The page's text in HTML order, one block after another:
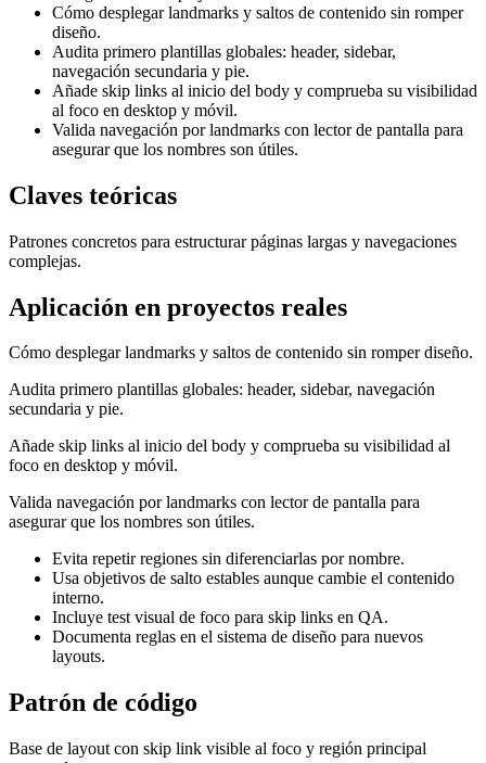
Cómo desplegar landmarks y saltos de contenido sin romper
diseño.
Audita primero plantillas globales: header, sidebar,
navegación secundaria y pie.
Añade skip links al inicio del body y comprueba su visibilidad
al foco en desktop y móvil.
Valida navegación por landmarks con lector de pantalla para
asegurar que los nombres son útiles.
Claves teóricas
Patrones concretos para estructurar páginas largas y navegaciones
complejas.
Aplicación en proyectos reales
Cómo desplegar landmarks y saltos de contenido sin romper diseño.
Audita primero plantillas globales: header, sidebar, navegación
secundaria y pie.
Añade skip links al inicio del body y comprueba su visibilidad al
foco en desktop y móvil.
Valida navegación por landmarks con lector de pantalla para
asegurar que los nombres son útiles.
Evita repetir regiones sin diferenciarlas por nombre.
Usa objetivos de salto estables aunque cambie el contenido
interno.
Incluye test visual de foco para skip links en QA.
Documenta reglas en el sistema de diseño para nuevos
layouts.
Patrón de código
Base de layout con skip link visible al foco y región principal